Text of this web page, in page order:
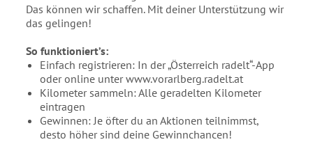
Das können wir schaffen. Mit deiner Unterstützung wir
das gelingen!
So funktioniert’s:
Einfach registrieren: In der „Österreich radelt“-App
oder online unter www.vorarlberg.radelt.at
Kilometer sammeln: Alle geradelten Kilometer
eintragen
Gewinnen: Je öfter du an Aktionen teilnimmst,
desto höher sind deine Gewinnchancen!